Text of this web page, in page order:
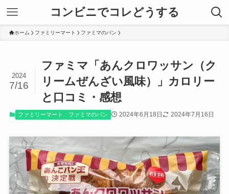
コンビニでコレどうする
ホーム ファミリーマート ファミマのパン
ファミマ「あんクロワッサン（ク
リームぜんざい風味）」カロリー
と口コミ・感想
2024
7/16
ファミリーマート ファミマのパン 2024年6月18日 2024年7月16日